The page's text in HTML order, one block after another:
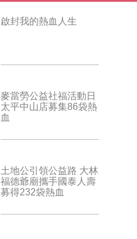
啟封我的熱血人生
麥當勞公益社福活動日
太平中山店募集86袋熱
血
土地公引領公益路 大林
福德爺廟攜手國泰人壽
募得232袋熱血